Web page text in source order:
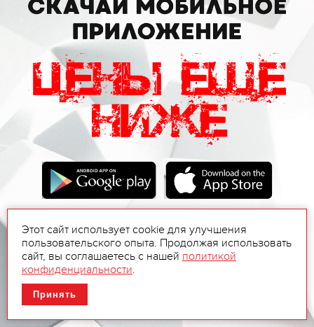
Этот сайт использует cookie для улучшения
пользовательского опыта. Продолжая использовать
сайт, вы соглашаетесь с нашей политикой
конфиденциальности.
Принять